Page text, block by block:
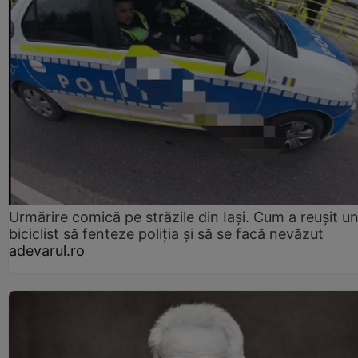
Urmărire comică pe străzile din Iași. Cum a reușit un
biciclist să fenteze poliția și să se facă nevăzut
adevarul.ro